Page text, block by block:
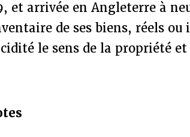
et arrivée en Angleterre à
de ses biens, réels ou
le sens de la propriété et